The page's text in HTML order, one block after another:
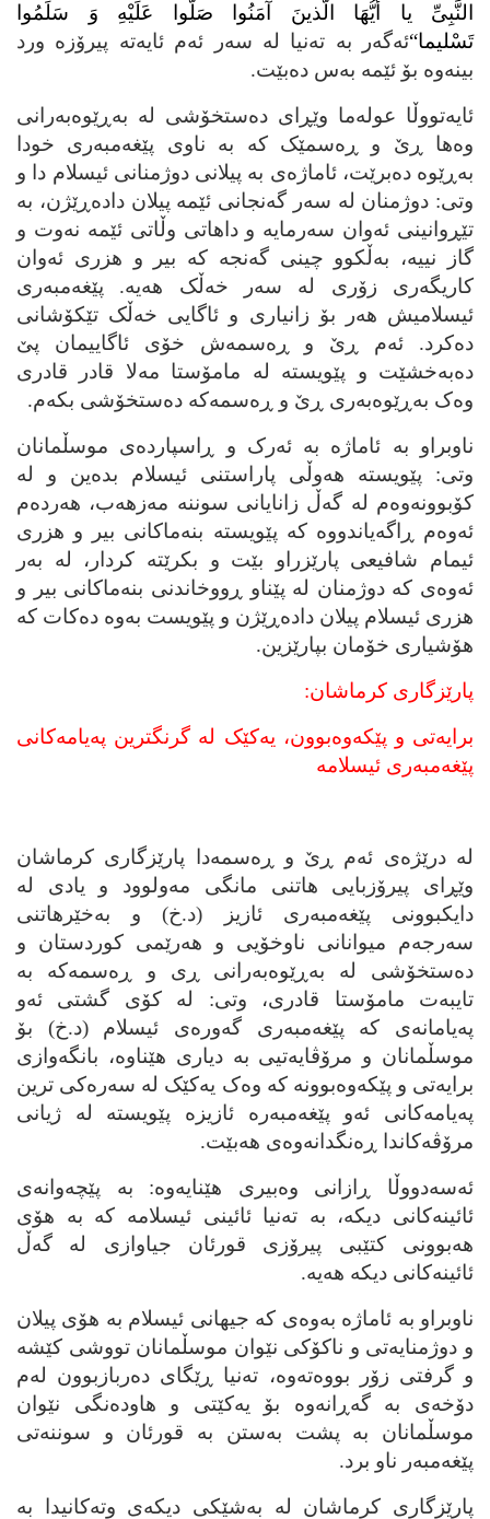
النَّبِیِّ یا أَیُّهَا الَّذینَ آمَنُوا صَلُّوا عَلَیْهِ وَ سَلِّمُوا
تَسْلیما“ئه‌گه‌ر به‌ ته‌نیا له‌ سه‌ر ئه‌م ئایه‌ته‌ پیرۆزه‌ ورد
بینه‌وه‌ بۆ ئێمه‌ به‌س ده‌بێت.
ئایه‌تووڵا عوله‌ما وێڕای ده‌ستخۆشی له‌ به‌ڕێوه‌به‌رانی
وه‌ها ڕێ و ڕه‌سمێک که‌ به‌ ناوی پێغه‌مبه‌ری خودا
به‌ڕێوه‌ ده‌برێت، ئاماژه‌ی به‌ پیلانی دوژمنانی ئیسلام دا و
وتی: دوژمنان له‌ سه‌ر گه‌نجانی ئێمه‌ پیلان داده‌ڕێژن، به‌
تێڕوانینی ئه‌وان سه‌رمایه‌ و داهاتی وڵاتی ئێمه‌ نه‌وت و
گاز نییه‌، به‌ڵکوو چینی گه‌نجه‌ که‌ بیر و هزری ئه‌وان
کاریگه‌ری زۆری له‌ سه‌ر خه‌ڵک هه‌یه‌. پێغه‌مبه‌ری
ئیسلامیش هه‌ر بۆ زانیاری و ئاگایی خه‌ڵک تێکۆشانی
ده‌کرد. ئه‌م ڕێ و ڕه‌سمه‌ش خۆی ئاگاییمان پێ
ده‌به‌خشێت و پێویسته‌ له‌ مامۆستا مه‌لا قادر قادری
وه‌ک به‌ڕێوه‌به‌ری ڕێ و ڕه‌سمه‌که‌ ده‌ستخۆشی بکه‌م.
ناوبراو به‌ ئاماژه‌ به‌ ئه‌رک و ڕاسپارده‌ی موسڵمانان
وتی: پێویسته‌ هه‌وڵی پاراستنی ئیسلام بده‌ین و له‌
کۆبوونه‌وه‌م له‌ گه‌ڵ زانایانی سوننه‌ مه‌زهه‌ب، هه‌رده‌م
ئه‌وه‌م ڕاگه‌یاندووه‌ که‌ پێویسته‌ بنه‌ماکانی بیر و هزری
ئیمام شافیعی پارێزراو بێت و بکرێته‌ کردار، له‌ به‌ر
ئه‌وه‌ی که‌ دوژمنان له‌ پێناو ڕووخاندنی بنه‌ماکانی بیر و
هزری ئیسلام پیلان داده‌ڕێژن و پێویست به‌وه‌ ده‌کات که‌
هۆشیاری خۆمان بپارێزین.
پارێزگاری کرماشان:
برایه‌تی و پێکه‌وه‌بوون، یه‌کێک له‌ گرنگترین په‌یامه‌کانی
پێغه‌مبه‌ری ئیسلامه‌
له‌ درێژه‌ی ئه‌م ڕێ و ڕه‌سمه‌دا پارێزگاری کرماشان
وێڕای پیرۆزبایی هاتنی مانگی مه‌ولوود و یادی له‌
دایکبوونی پێغه‌مبه‌ری ئازیز (د.خ) و به‌خێرهاتنی
سه‌رجه‌م میوانانی ناوخۆیی و هه‌رێمی کوردستان و
ده‌ستخۆشی له‌ به‌ڕێوه‌به‌رانی ڕی و ڕه‌سمه‌که‌ به‌
تایبه‌ت مامۆستا قادری، وتی: له‌ کۆی گشتی ئه‌و
په‌یامانه‌ی که‌ پێغه‌مبه‌ری گه‌وره‌ی ئیسلام (د.خ) بۆ
موسڵمانان و مرۆڤایه‌تیی به‌ دیاری هێناوه‌، بانگه‌وازی
برایه‌تی و پێکه‌وه‌بوونه‌ که‌ وه‌ک یه‌کێک له‌ سه‌ره‌کی ترین
په‌یامه‌کانی ئه‌و پێغه‌مبه‌ره‌ ئازیزه‌ پێویسته‌ له‌ ژیانی
مرۆڤه‌کاندا ڕه‌نگدانه‌وه‌ی هه‌بێت.
ئه‌سه‌دووڵا ڕازانی وه‌بیری هێنایه‌وه‌: به‌ پێچه‌وانه‌ی
ئائینه‌کانی دیکه‌، به‌ ته‌نیا ئائینی ئیسلامه‌ که‌ به‌ هۆی
هه‌بوونی کتێبی پیرۆزی قورئان جیاوازی له‌ گه‌ڵ
ئائینه‌کانی دیکه‌ هه‌یه‌.
ناوبراو به‌ ئاماژه‌ به‌وه‌ی که‌ جیهانی ئیسلام به‌ هۆی پیلان
و دوژمنایه‌تی و ناکۆکی نێوان موسڵمانان تووشی کێشه‌
و گرفتی زۆر بووه‌ته‌وه‌، ته‌نیا ڕێگای ده‌ربازبوون له‌م
دۆخه‌ی به‌ گه‌ڕانه‌وه‌ بۆ یه‌کێتی و هاوده‌نگی نێوان
موسڵمانان به‌ پشت به‌ستن به‌ قورئان و سوننه‌تی
پێغه‌مبه‌ر ناو برد.
پارێزگاری کرماشان له‌ به‌شێکی دیکه‌ی وته‌کانیدا به‌